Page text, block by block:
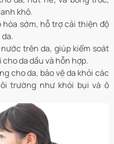
khô.
hóa sớm, hỗ trợ cải thiện độ
trên da, giúp kiểm soát
da dầu và hỗn hợp.
cho da, bảo vệ da khỏi các
trường như khói bụi và ô